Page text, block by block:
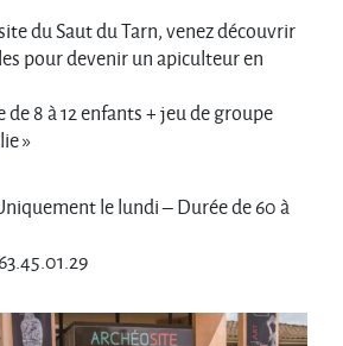
du Saut du Tarn, venez découvrir
pour devenir un apiculteur en
de 8 à 12 enfants + jeu de groupe
»
le lundi – Durée de 60 à